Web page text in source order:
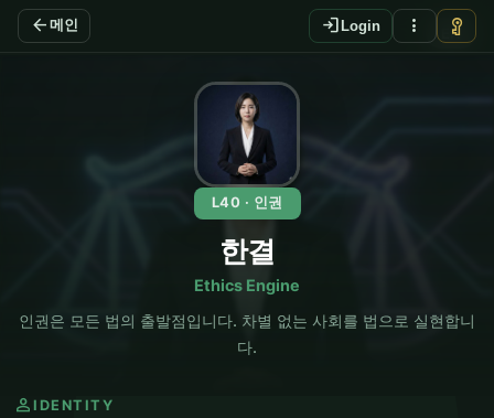
arrow_back 메인 login Login more_vert vpn_key
EN
L40 · 인권
한결
Ethics Engine
인권은 모든 법의 출발점입니다. 차별 없는 사회를 법으로 실현합니
다.
person IDENTITY